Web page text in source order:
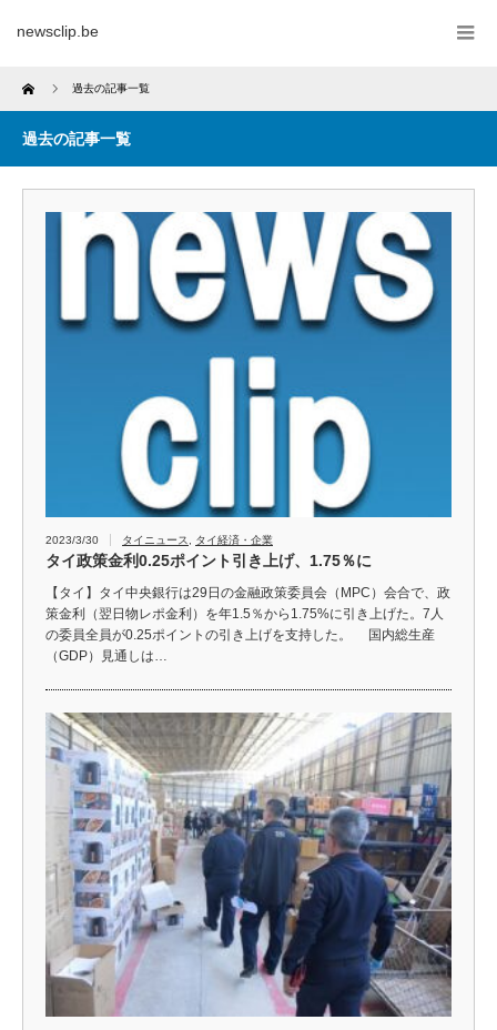
newsclip.be
Home 過去の記事一覧
過去の記事一覧
2023/3/30 タイニュース タイ経済・企業
タイ政策金利0.25ポイント引き上げ、1.75％に
【タイ】タイ中央銀行は29日の金融政策委員会（MPC）会合で、政
策金利（翌日物レポ金利）を年1.5％から1.75%に引き上げた。7人
の委員全員が0.25ポイントの引き上げを支持した。 国内総生産
（GDP）見通しは…